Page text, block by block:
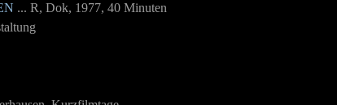
... R, Dok, 1977, 40 Minuten